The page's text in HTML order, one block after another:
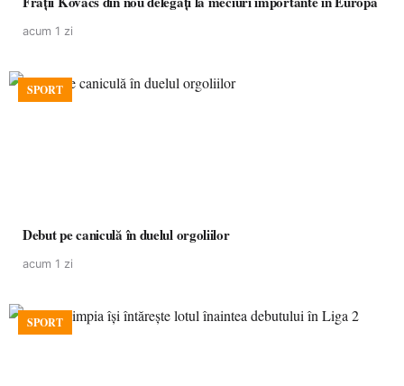
acum 1 zi
SPORT
Debut pe caniculă în duelul orgoliilor
acum 1 zi
SPORT